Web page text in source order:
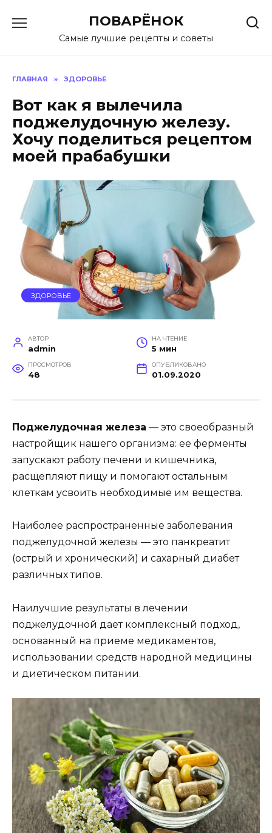
содержанию
ПОВАРЁНОК
Самые лучшие рецепты и советы
ГЛАВНАЯ » ЗДОРОВЬЕ
Вот как я вылечила
поджелудочную железу.
Хочу поделиться рецептом
моей прабабушки
ЗДОРОВЬЕ
АВТОР
admin
НА ЧТЕНИЕ
5 мин
ПРОСМОТРОВ
48
ОПУБЛИКОВАНО
01.09.2020
Поджелудочная железа — это своеобразный
настройщик нашего организма: ее ферменты
запускают работу печени и кишечника,
расщепляют пищу и помогают остальным
клеткам усвоить необходимые им вещества.
Наиболее распространенные заболевания
поджелудочной железы — это панкреатит
(острый и хронический) и сахарный диабет
различных типов.
Наилучшие результаты в лечении
поджелудочной дает комплексный подход,
основанный на приеме медикаментов,
использовании средств народной медицины
и диетическом питании.